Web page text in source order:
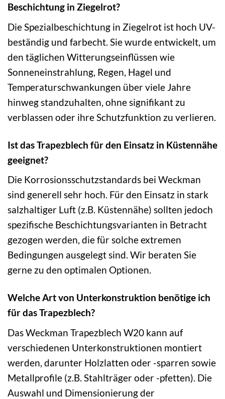
Beschichtung in Ziegelrot?
Die Spezialbeschichtung in Ziegelrot ist hoch UV-
beständig und farbecht. Sie wurde entwickelt, um
den täglichen Witterungseinflüssen wie
Sonneneinstrahlung, Regen, Hagel und
Temperaturschwankungen über viele Jahre
hinweg standzuhalten, ohne signifikant zu
verblassen oder ihre Schutzfunktion zu verlieren.
Ist das Trapezblech für den Einsatz in Küstennähe
geeignet?
Die Korrosionsschutzstandards bei Weckman
sind generell sehr hoch. Für den Einsatz in stark
salzhaltiger Luft (z.B. Küstennähe) sollten jedoch
spezifische Beschichtungsvarianten in Betracht
gezogen werden, die für solche extremen
Bedingungen ausgelegt sind. Wir beraten Sie
gerne zu den optimalen Optionen.
Welche Art von Unterkonstruktion benötige ich
für das Trapezblech?
Das Weckman Trapezblech W20 kann auf
verschiedenen Unterkonstruktionen montiert
werden, darunter Holzlatten oder -sparren sowie
Metallprofile (z.B. Stahlträger oder -pfetten). Die
Auswahl und Dimensionierung der